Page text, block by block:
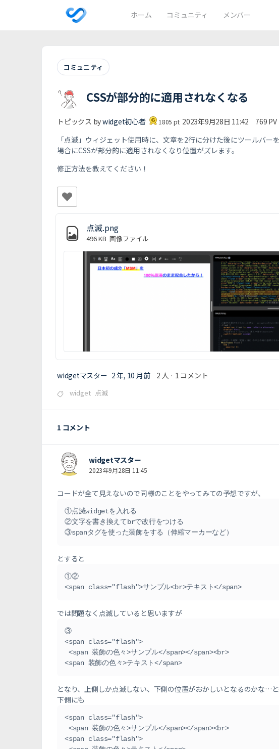
ホーム コミュニティ メンバー
コミュニティ
CSSが部分的に適用されなくなる
トピックス bywidget初心者 1805 pt 2023年9月28日 11:42 769 PV
「点滅」ウィジェット使用時に、文章を2行に分けた後にツールバー
場合にCSSが部分的に適用されなくなり位置がズレます。
修正方法を教えてください！
点滅.png
496 KB 画像ファイル
widgetマスター 2 年, 10 月前 2 人 · 1 コメント
widget 点滅
1 コメント
widgetマスター
2023年9月28日 11:45
コードが全て見えないので同様のことをやってみての予想ですが、
①点滅widgetを入れる
②文字を書き換えてbrで改行をつける
③spanタグを使った装飾をする（伸縮マーカーなど）
とすると
①②
<span class="flash">サンプル<br>テキスト</span>
では問題なく点滅していると思いますが
③
<span class="flash">
<span 装飾の色々>テキスト</span>
となり、上側しか点滅しない、下側の位置がおかしいとなるのかな…と
下側にも
<span class="flash">
<span class="flash">